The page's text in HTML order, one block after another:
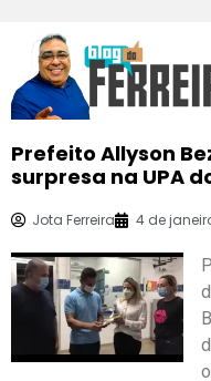
Prefeito Allyson
surpresa na UPA
Jota Ferreira 4 de